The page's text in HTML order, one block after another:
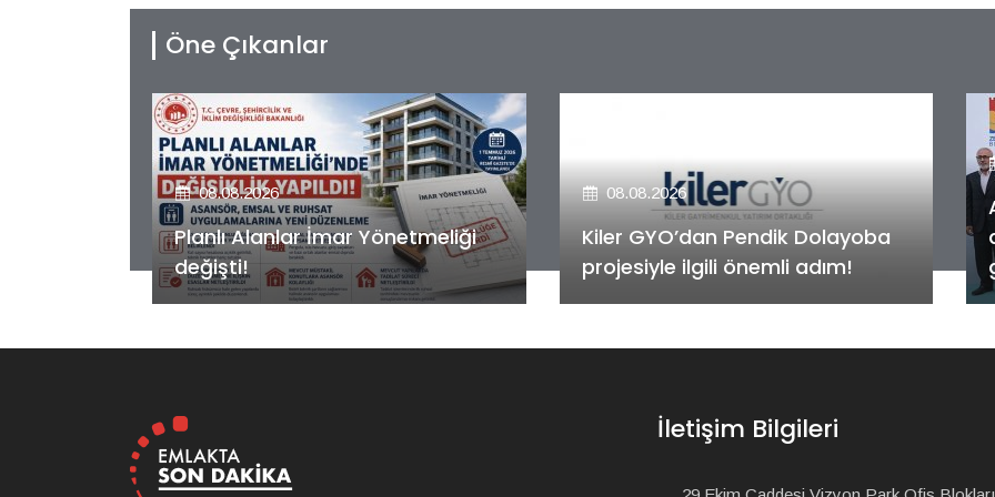
Öne Çıkanlar
08.08.2026
Kiler GYO’dan Pendik Dolayoba
projesiyle ilgili önemli adım!
08.08.2026
Alya Merkezefendi Konutları'nın
anahtar teslim töreni
gerçekleştirildi!
İletişim Bilgileri